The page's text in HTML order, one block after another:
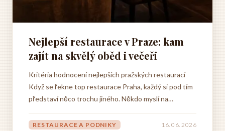
Nejlepší restaurace v Praze: kam
zajít na skvělý oběd i večeři
Kritéria hodnocení nejlepších pražských restaurací
Když se řekne top restaurace Praha, každý si pod tím
představí něco trochu jiného. Někdo myslí na
korun, jiný si vybaví útulnou bistro kavárnu v
RESTAURACE A PODNIKY 16. 06. 2026